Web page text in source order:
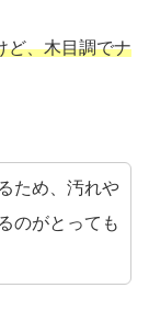
ど、木目調でナ
ため、汚れや
のがとっても